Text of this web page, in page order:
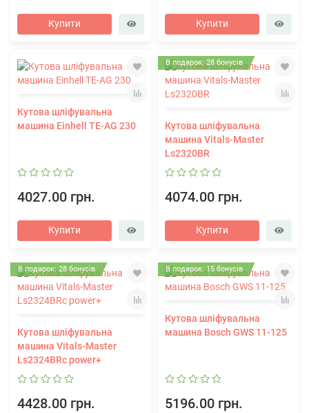
Купити Купити
Кутова шліфувальна
машина Einhell TE-AG 230
4027.00 грн.
Купити
В подарок: 28 бонусів
Кутова шліфувальна
машина Vitals-Master
Ls2320BR
4074.00 грн.
Купити
В подарок: 28 бонусів
Кутова шліфувальна
машина Vitals-Master
Ls2324BRc power+
4428.00 грн.
В подарок: 15 бонусів
Кутова шліфувальна
машина Bosch GWS 11-125
5196.00 грн.